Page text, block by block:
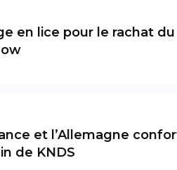
en lice pour le rachat
et l’Allemagne
de KNDS